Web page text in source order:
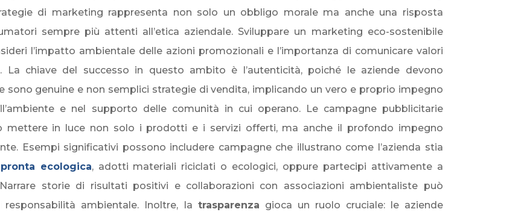
di marketing rappresenta non solo un obbligo morale ma anche una risposta
sempre più attenti all’etica aziendale. Sviluppare un marketing eco-sostenibile
l’impatto ambientale delle azioni promozionali e l’importanza di comunicare valori
La chiave del successo in questo ambito è l’autenticità, poiché le aziende devono
sono genuine e non semplici strategie di vendita, implicando un vero e proprio impegno
e nel supporto delle comunità in cui operano. Le campagne pubblicitarie
mettere in luce non solo i prodotti e i servizi offerti, ma anche il profondo impegno
Esempi significativi possono includere campagne che illustrano come l’azienda stia
pronta ecologica, adotti materiali riciclati o ecologici, oppure partecipi attivamente a
storie di risultati positivi e collaborazioni con associazioni ambientaliste può
ambientale. Inoltre, la trasparenza gioca un ruolo cruciale: le aziende